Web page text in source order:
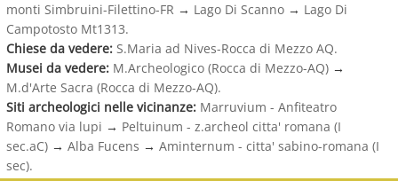
monti Simbruini-Filettino-FR → Lago Di Scanno → Lago Di
Campotosto Mt1313.
Chiese da vedere: S.Maria ad Nives-Rocca di Mezzo AQ.
Musei da vedere: M.Archeologico (Rocca di Mezzo-AQ) →
M.d'Arte Sacra (Rocca di Mezzo-AQ).
Siti archeologici nelle vicinanze: Marruvium - Anfiteatro
Romano via lupi → Peltuinum - z.archeol citta' romana (I
sec.aC) → Alba Fucens → Aminternum - citta' sabino-romana (I
sec).